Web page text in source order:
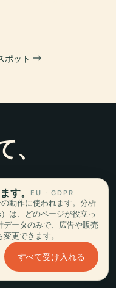
ポット
登録
す。 EU · GDPR
動作に使われます。分析
は、どのページが役立っ
ータのみで、広告や販売
更できます。
すべて受け入れる